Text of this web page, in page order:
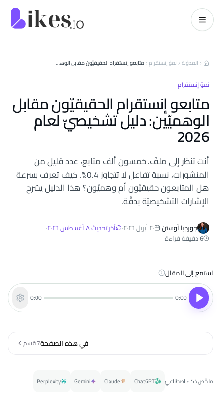
تخطّي إلى المحتوى
المدوّنة نموّ إنستقرام متابعو إنستقرام الحقيقيّون مقابل الوهميّين: دليل تشخيصيّ لعام 2026
نموّ إنستقرام
متابعو إنستقرام الحقيقيّون مقابل
الوهميّين: دليل تشخيصيّ لعام
2026
أنت تنظر إلى ملفّ. خمسون ألف متابع، عدد قليل من
المنشورات، نسبة تفاعل لا تتجاوز 0.4%. كيف تعرف بسرعة
هل المتابعون حقيقيّون أم وهميّون؟ هذا الدليل يشرح
الإشارات التشخيصيّة بدقّة.
جورجيا أوستن· ٢٠ أبريل ٢٠٢٦ · آخر تحديث٨ أغسطس ٢٠٢٦
·
6 دقيقة قراءة
استمع إلى المقال
0:00
0:00
في هذه الصفحة7 قسم
ملخّص ذكاء اصطناعيّ ChatGPT
Claude
Gemini
Perplexity